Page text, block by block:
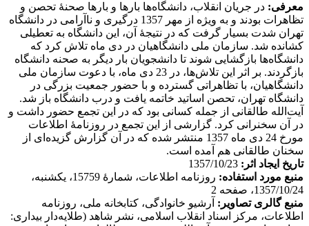
معرفی: در جریان انقلاب، دانشگاه‌ها بارها و بارها صحنۀ تحصن و
تظاهرات بودند و به ویژه از مهر 1357 درگیری و ناآرامی در دانشگاه
تهران شدت بسیار گرفت که در نتیجۀ آن، این دانشگاه به تعطیلی
کشانده شد. سازمان ملی دانشگاهیان در دی ماه تلاش کرد که
دانشگاه‌ها بازگشایی شوند تا دانشجویان بار دیگر به صحنه دانشگاه
بازگردند. بر اثر این تلاش‌ها، در 23 دی ماه، با دعوت سازمان ملی
دانشگاهیان، با تظاهراتی گسترده و با حضور جمعیت بزرگی در
دانشگاه تهران، تحصن اساتید خاتمه یافت و درب دانشگاه باز شد.
آیت‌الله طالقانی از جمله کسانی بود که در این تجمع حضور داشت و
در آن سخنرانی کرد. گزارشی از این تجمع در روزنامۀ اطلاعات
مورخ 24 دی ماه 1357 منتشر شده که در آن گزارش گزیده‌ای از
سخنان طالقانی هم آمده است.
تاریخ ایجاد اثر: 1357/10/23
منبع مورد استفاده:
روزنامه اطلاعات، شمارۀ 15759، یکشنبه،
1357/10/24، صفحه 2
منبع گالری تصاویر: آرشیو خانوادگی، کتابخانه ملی، روزنامه
اطلاعات، مرکز اسناد انقلاب اسلامی، نشر شاهد (طلایه‌دار بیداری: